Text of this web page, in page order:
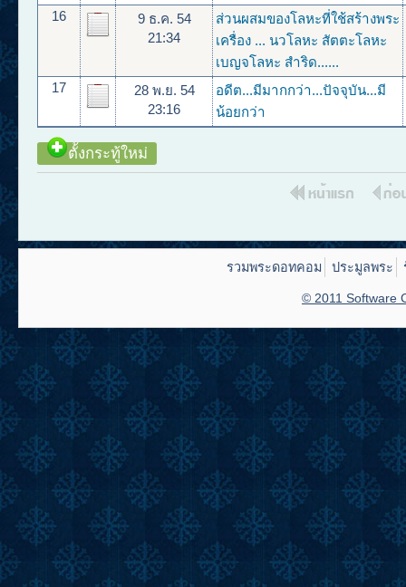
16
9 ธ.ค. 54
21:34
ส่วนผสมของโลหะที่ใช้สร้างพระ
เครื่อง ... นวโลหะ สัตตะโลหะ
เบญจโลหะ สำริด......
17
28 พ.ย. 54
23:16
อดีต...มีมากกว่า...ปัจจุบัน...มี
น้อยกว่า
ตั้งกระทู้ใหม่
รวมพระดอทคอม ประมูลพระ
© 2011 Software